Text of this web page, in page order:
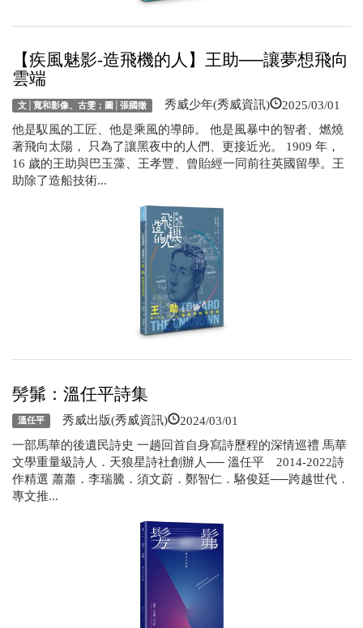
【疾風魅影-造飛機的人】王助──讓夢想飛向
雲端
文│寬和影像、古雯；圖│張國徵 秀威少年(秀威資訊) 2025/03/01
他是馭風的工匠、他是乘風的導師。 他是風暴中的智者、燃燒
著飛向太陽， 只為了讓黑夜中的人們、更接近光。 1909 年，
16 歲的王助與巴玉藻、王孝豐、曾貽經一同前往英國留學。王
助除了造船技術...
髣髴：溫任平詩集
溫任平 秀威出版(秀威資訊) 2024/03/01
一部馬華的後遺民詩史 一趟回首自身寫詩歷程的深情巡禮 馬華
文學重量級詩人．天狼星詩社創辦人── 溫任平 2014-2022詩
作精選 蕭蕭．李瑞騰．須文蔚．鄭智仁．駱俊廷──跨越世代．
專文推...